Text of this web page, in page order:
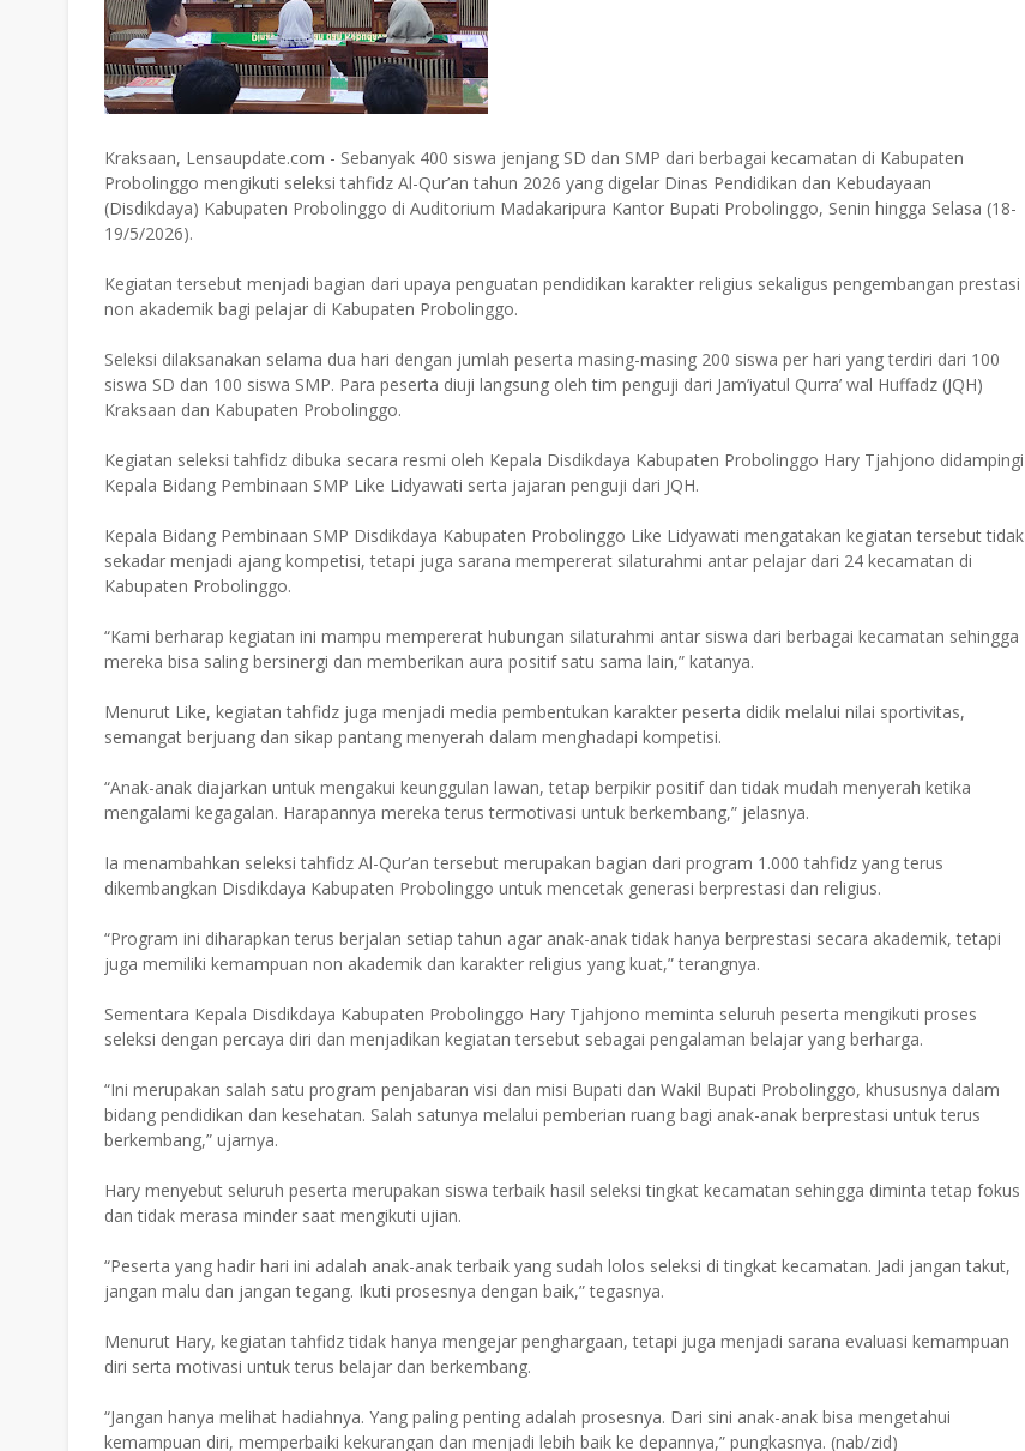
Kraksaan, Lensaupdate.com - Sebanyak 400 siswa jenjang SD dan SMP dari berbagai kecamatan di Kabupaten
Probolinggo mengikuti seleksi tahfidz Al-Qur’an tahun 2026 yang digelar Dinas Pendidikan dan Kebudayaan
(Disdikdaya) Kabupaten Probolinggo di Auditorium Madakaripura Kantor Bupati Probolinggo, Senin hingga Selasa (18-
19/5/2026).
Kegiatan tersebut menjadi bagian dari upaya penguatan pendidikan karakter religius sekaligus pengembangan prestasi
non akademik bagi pelajar di Kabupaten Probolinggo.
Seleksi dilaksanakan selama dua hari dengan jumlah peserta masing-masing 200 siswa per hari yang terdiri dari 100
siswa SD dan 100 siswa SMP. Para peserta diuji langsung oleh tim penguji dari Jam’iyatul Qurra’ wal Huffadz (JQH)
Kraksaan dan Kabupaten Probolinggo.
Kegiatan seleksi tahfidz dibuka secara resmi oleh Kepala Disdikdaya Kabupaten Probolinggo Hary Tjahjono didampingi
Kepala Bidang Pembinaan SMP Like Lidyawati serta jajaran penguji dari JQH.
Kepala Bidang Pembinaan SMP Disdikdaya Kabupaten Probolinggo Like Lidyawati mengatakan kegiatan tersebut tidak
sekadar menjadi ajang kompetisi, tetapi juga sarana mempererat silaturahmi antar pelajar dari 24 kecamatan di
Kabupaten Probolinggo.
“Kami berharap kegiatan ini mampu mempererat hubungan silaturahmi antar siswa dari berbagai kecamatan sehingga
mereka bisa saling bersinergi dan memberikan aura positif satu sama lain,” katanya.
Menurut Like, kegiatan tahfidz juga menjadi media pembentukan karakter peserta didik melalui nilai sportivitas,
semangat berjuang dan sikap pantang menyerah dalam menghadapi kompetisi.
“Anak-anak diajarkan untuk mengakui keunggulan lawan, tetap berpikir positif dan tidak mudah menyerah ketika
mengalami kegagalan. Harapannya mereka terus termotivasi untuk berkembang,” jelasnya.
Ia menambahkan seleksi tahfidz Al-Qur’an tersebut merupakan bagian dari program 1.000 tahfidz yang terus
dikembangkan Disdikdaya Kabupaten Probolinggo untuk mencetak generasi berprestasi dan religius.
“Program ini diharapkan terus berjalan setiap tahun agar anak-anak tidak hanya berprestasi secara akademik, tetapi
juga memiliki kemampuan non akademik dan karakter religius yang kuat,” terangnya.
Sementara Kepala Disdikdaya Kabupaten Probolinggo Hary Tjahjono meminta seluruh peserta mengikuti proses
seleksi dengan percaya diri dan menjadikan kegiatan tersebut sebagai pengalaman belajar yang berharga.
“Ini merupakan salah satu program penjabaran visi dan misi Bupati dan Wakil Bupati Probolinggo, khususnya dalam
bidang pendidikan dan kesehatan. Salah satunya melalui pemberian ruang bagi anak-anak berprestasi untuk terus
berkembang,” ujarnya.
Hary menyebut seluruh peserta merupakan siswa terbaik hasil seleksi tingkat kecamatan sehingga diminta tetap fokus
dan tidak merasa minder saat mengikuti ujian.
“Peserta yang hadir hari ini adalah anak-anak terbaik yang sudah lolos seleksi di tingkat kecamatan. Jadi jangan takut,
jangan malu dan jangan tegang. Ikuti prosesnya dengan baik,” tegasnya.
Menurut Hary, kegiatan tahfidz tidak hanya mengejar penghargaan, tetapi juga menjadi sarana evaluasi kemampuan
diri serta motivasi untuk terus belajar dan berkembang.
“Jangan hanya melihat hadiahnya. Yang paling penting adalah prosesnya. Dari sini anak-anak bisa mengetahui
kemampuan diri, memperbaiki kekurangan dan menjadi lebih baik ke depannya,” pungkasnya. (nab/zid)